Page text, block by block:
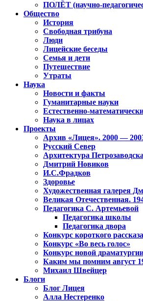
ПОЛЁТ (научно-
Общество
История
Свободная трибуна
Люди
Лицейские беседы
Семья и дети
Путешествие
Утраты
Наука
Новости и факты
Гуманитарные науки
Естественно-
Наука в лицах
Проекты
Архив «Лицея». 2000 —
Русский Север
Архитектура
Дмитрий Новиков
И.С.Фрадков
Здоровье
Художественная галерея
Великая Отечественная.
Педагогика С. Артемьевой
Педагогика школы
Педагогика двора
Конкурс короткого
Конкурс «Во весь голос»
Конкурс новой
Каким мы помним август
Михаил Швейцер
Блоги
Блог Лицея
Алла Нестеренко